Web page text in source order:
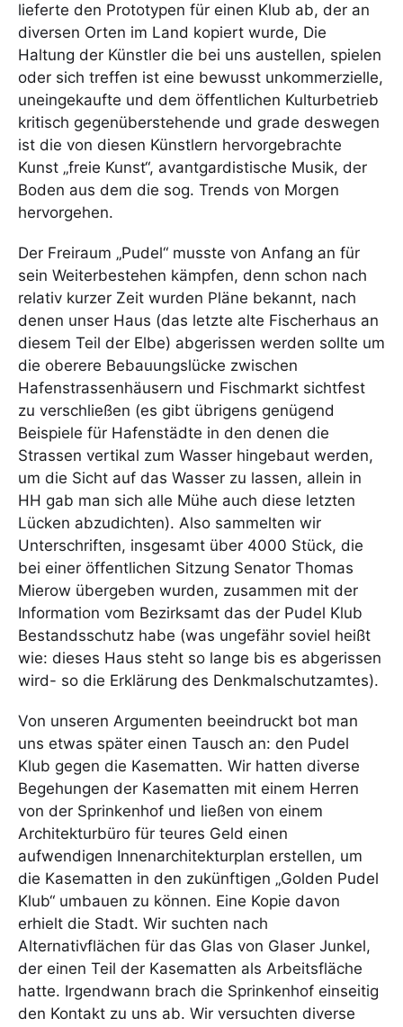
lieferte den Prototypen für einen Klub ab, der an
diversen Orten im Land kopiert wurde, Die
Haltung der Künstler die bei uns austellen, spielen
oder sich treffen ist eine bewusst unkommerzielle,
uneingekaufte und dem öffentlichen Kulturbetrieb
kritisch gegenüberstehende und grade deswegen
ist die von diesen Künstlern hervorgebrachte
Kunst „freie Kunst“, avantgardistische Musik, der
Boden aus dem die sog. Trends von Morgen
hervorgehen.
Der Freiraum „Pudel“ musste von Anfang an für
sein Weiterbestehen kämpfen, denn schon nach
relativ kurzer Zeit wurden Pläne bekannt, nach
denen unser Haus (das letzte alte Fischerhaus an
diesem Teil der Elbe) abgerissen werden sollte um
die oberere Bebauungslücke zwischen
Hafenstrassenhäusern und Fischmarkt sichtfest
zu verschließen (es gibt übrigens genügend
Beispiele für Hafenstädte in den denen die
Strassen vertikal zum Wasser hingebaut werden,
um die Sicht auf das Wasser zu lassen, allein in
HH gab man sich alle Mühe auch diese letzten
Lücken abzudichten). Also sammelten wir
Unterschriften, insgesamt über 4000 Stück, die
bei einer öffentlichen Sitzung Senator Thomas
Mierow übergeben wurden, zusammen mit der
Information vom Bezirksamt das der Pudel Klub
Bestandsschutz habe (was ungefähr soviel heißt
wie: dieses Haus steht so lange bis es abgerissen
wird- so die Erklärung des Denkmalschutzamtes).
Von unseren Argumenten beeindruckt bot man
uns etwas später einen Tausch an: den Pudel
Klub gegen die Kasematten. Wir hatten diverse
Begehungen der Kasematten mit einem Herren
von der Sprinkenhof und ließen von einem
Architekturbüro für teures Geld einen
aufwendigen Innenarchitekturplan erstellen, um
die Kasematten in den zukünftigen „Golden Pudel
Klub“ umbauen zu können. Eine Kopie davon
erhielt die Stadt. Wir suchten nach
Alternativflächen für das Glas von Glaser Junkel,
der einen Teil der Kasematten als Arbeitsfläche
hatte. Irgendwann brach die Sprinkenhof einseitig
den Kontakt zu uns ab. Wir versuchten diverse